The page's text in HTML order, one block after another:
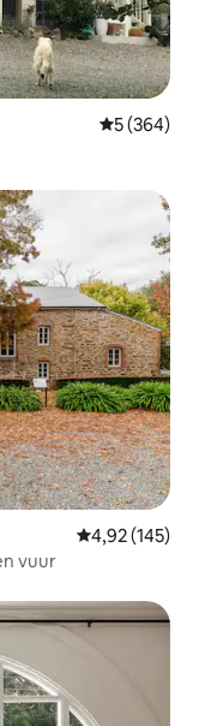
5 (364)
Gemiddelde
4,92 (145)
Mill Loft 1 spa en vuur